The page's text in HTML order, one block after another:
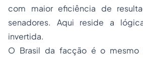
com maior eficiência de
senadores. Aqui reside a
invertida.
O Brasil da facção é o mesmo